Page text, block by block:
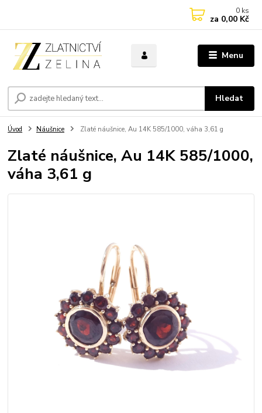
Menu
Hledat
0 ks
za 0,00 Kč
Úvod Náušnice Zlaté náušnice, Au 14K 585/1000, váha 3,61 g
Zlaté náušnice, Au 14K 585/1000,
váha 3,61 g